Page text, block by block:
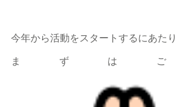
今年から活動をスタートするにあたり
まずは